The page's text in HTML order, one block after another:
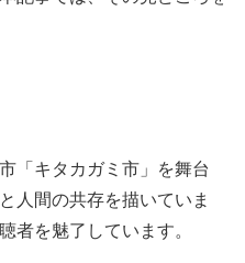
「キタカガミ市」を舞台
人間の共存を描いていま
者を魅了しています。